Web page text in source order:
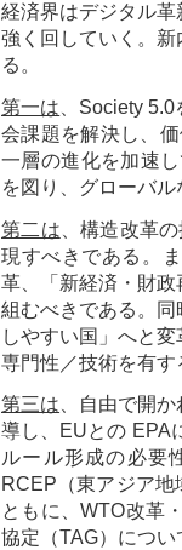
経済界はデジタル
強く回していく。
る。
第一は 、Society
会課題を解決し、
一層の進化を加速
を図り、グローバル
第二は 、構造改革
現すべきである。
革、「新経済・財
組むべきである。
しやすい国」へと
専門性／技術を有す
第三は 、自由で開
導し、EUとの EPA
ルール形成の必要
RCEP（東アジア地
ともに、WTO改革
協定（TAG）につ